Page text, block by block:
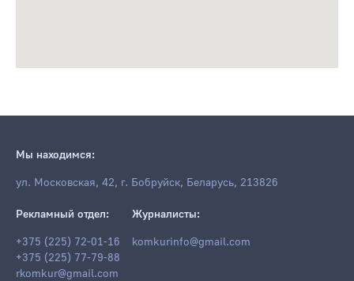
Мы находимся:
ул. Московская, 42, г. Бобруйск, Беларусь, 213826
Рекламный отдел:
+375 (225) 72-01-16
+375 (225) 77-79-88
rkomkur@gmail.com
Журналисты:
komkurinfo@gmail.com